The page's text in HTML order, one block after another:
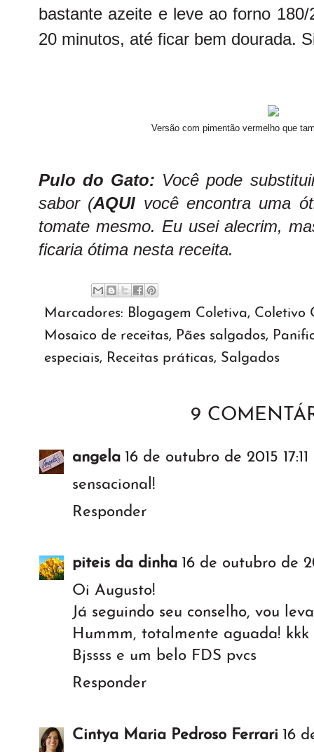
bastante azeite e leve ao forno
20 minutos, até ficar bem dourada.
Versão com pimentão vermelho que
Pulo do Gato: Você pode
sabor (AQUI você encontra uma
tomate mesmo. Eu usei alecrim,
ficaria ótima nesta receita.
Marcadores: Blogagem Coletiva, Coletivo
Mosaico de receitas, Pães salgados,
especiais, Receitas práticas, Salgados
9
angela 16 de outubro de 2015 17:11
sensacional!
Responder
piteis da dinha 16 de outubro de
Oi Augusto!
Já seguindo seu conselho, vou
Hummm, totalmente aguada! kkk
Bjssss e um belo FDS pvcs
Responder
Cintya Maria Pedroso Ferrari 16